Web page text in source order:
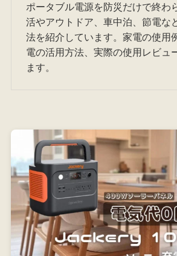
ポータブル電源を防災だけで終わ
活やアウトドア、車中泊、節電な
法を紹介しています。家電の使用
電の活用方法、実際の使用レビュ
ます。